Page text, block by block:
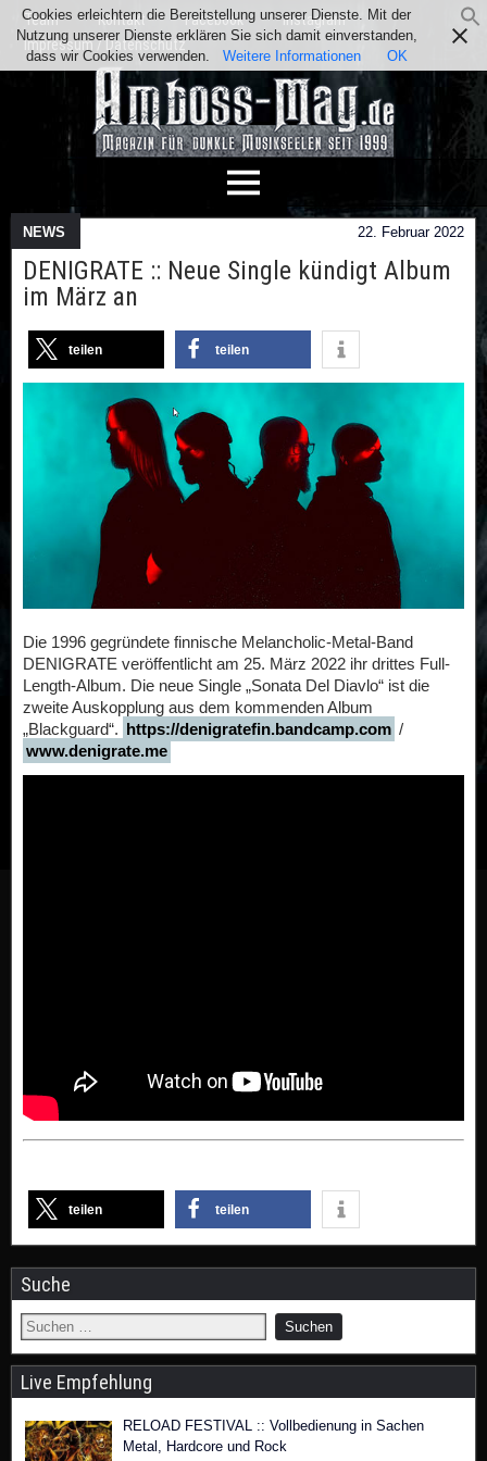
Team Kontakt Facebook
Instagram
Impressum / Datenschutz
NEWS 22. Februar 2022
DENIGRATE :: Neue Single kündigt Album
im März an
teilen teilen
Die 1996 gegründete finnische Melancholic-Metal-Band
DENIGRATE veröffentlicht am 25. März 2022 ihr drittes Full-
Length-Album. Die neue Single „Sonata Del Diavlo“ ist die
zweite Auskopplung aus dem kommenden Album
„Blackguard“. https://denigratefin.bandcamp.com /
www.denigrate.me
teilen teilen
Suche
Live Empfehlung
RELOAD FESTIVAL :: Vollbedienung in Sachen
Metal, Hardcore und Rock
Cookies erleichtern die Bereitstellung unserer Dienste. Mit der
Nutzung unserer Dienste erklären Sie sich damit einverstanden,
dass wir Cookies verwenden.
Weitere Informationen OK